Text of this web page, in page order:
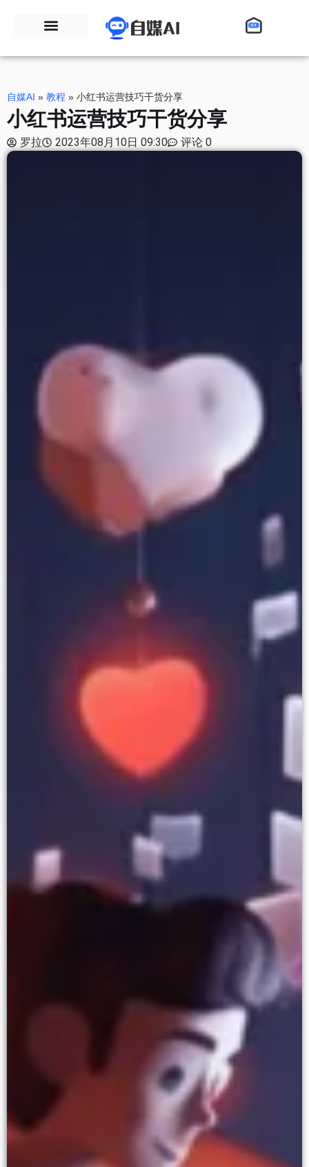
自媒AI » 教程 » 小红书运营技巧干货分享
小红书运营技巧干货分享
罗拉 2023年08月10日 09:30 评论 0